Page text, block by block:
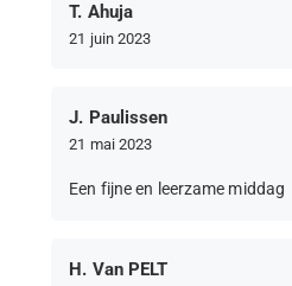
T. Ahuja
21 juin 2023
J. Paulissen
21 mai 2023
Een fijne en leerzame middag
H. Van PELT